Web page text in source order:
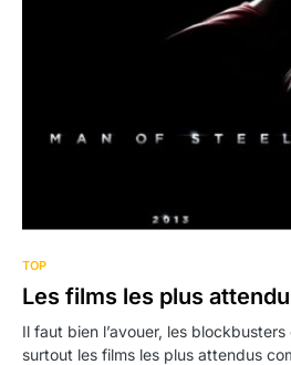
TOP
Les films les plus
Il faut bien l’avouer, les blockbusters
surtout les films les plus attendus